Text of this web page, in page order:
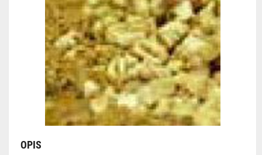
OPIS